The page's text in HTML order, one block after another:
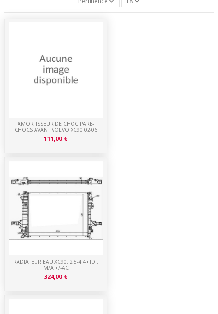
RADIATEUR EAU XC90. 2.5-4.4+TDI.
M/A.+/-AC
324,00 €
AMORTISSEUR DE CHOC PARE-
CHOCS AVANT VOLVO XC90 02-06
111,00 €